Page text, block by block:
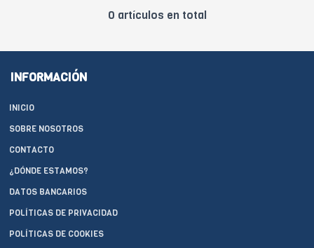
0 artículos en total
INFORMACIÓN
INICIO
SOBRE NOSOTROS
CONTACTO
¿DÓNDE ESTAMOS?
DATOS BANCARIOS
POLÍTICAS DE PRIVACIDAD
POLÍTICAS DE COOKIES